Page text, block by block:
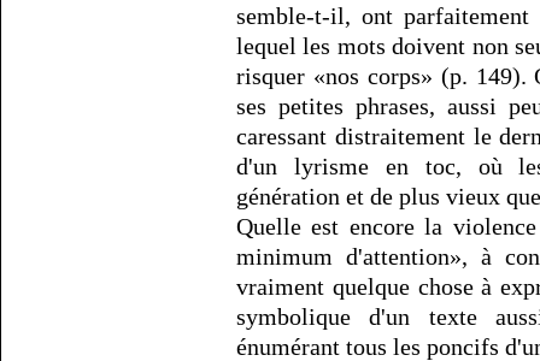
semble-t-il, ont parfaitement
lequel les mots doivent non
risquer «nos corps» (p. 149).
ses petites phrases, aussi
caressant distraitement le
d'un lyrisme en toc, où
génération et de plus vieux
Quelle est encore la
minimum d'attention», à
vraiment quelque chose à
symbolique d'un texte
énumérant tous les poncifs